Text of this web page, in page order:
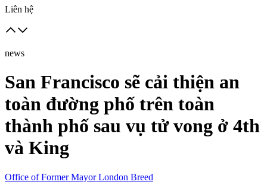
Liên hệ
news
San Francisco sẽ cải thiện an
toàn đường phố trên toàn
thành phố sau vụ tử vong ở 4th
và King
Office of Former Mayor London Breed